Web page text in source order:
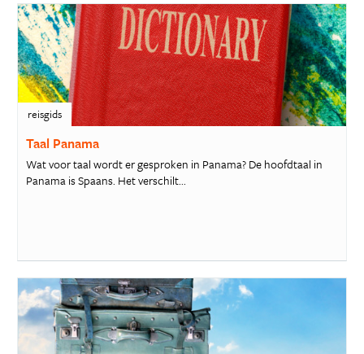
reisgids
Taal Panama
Wat voor taal wordt er gesproken in Panama? De hoofdtaal in
Panama is Spaans. Het verschilt...